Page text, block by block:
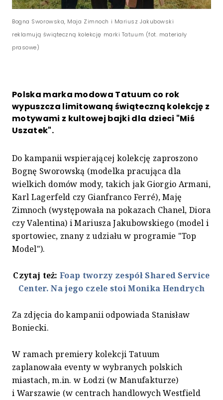
Bogna Sworowska, Maja Zimnoch i Mariusz Jakubowski
reklamują świąteczną kolekcję marki Tatuum (fot. materiały
prasowe)
Polska marka modowa Tatuum co rok
wypuszcza limitowaną świąteczną kolekcję z
motywami z kultowej bajki dla dzieci "Miś
Uszatek".
Do kampanii wspierającej kolekcję zaproszono
Bognę Sworowską (modelka pracująca dla
wielkich domów mody, takich jak Giorgio Armani,
Karl Lagerfeld czy Gianfranco Ferré), Maję
Zimnoch (występowała na pokazach Chanel, Diora
czy Valentina) i Mariusza Jakubowskiego (model i
sportowiec, znany z udziału w programie "Top
Model").
Czytaj też:Foap tworzy zespół Shared Service
Center. Na jego czele stoi Monika Hendrych
Za zdjęcia do kampanii odpowiada Stanisław
Boniecki.
W ramach premiery kolekcji Tatuum
zaplanowała eventy w wybranych polskich
miastach, m.in. w Łodzi (w Manufakturze)
i Warszawie (w centrach handlowych Westfield